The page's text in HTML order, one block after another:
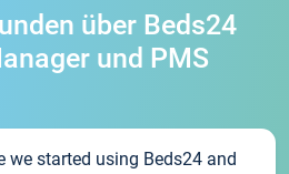
über Beds24
und PMS
we started using Beds24 and